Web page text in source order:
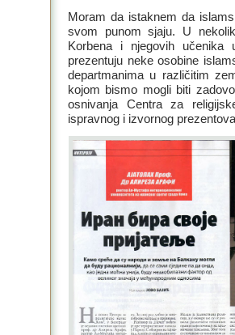
Moram da istaknem da
svom punom sjaju. U
Korbena i njegovih
prezentuju neke osobine
departmanima u različitim
kojom bismo mogli biti
osnivanja Centra za
ispravnog i izvornog